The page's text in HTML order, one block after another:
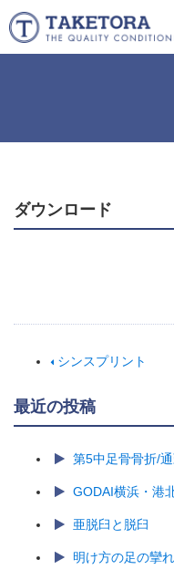
ダウンロード
シンスプリント
最近の投稿
第5中足骨骨折/
GODAI横浜・港
亜脱臼と脱臼
明け方の足の攣